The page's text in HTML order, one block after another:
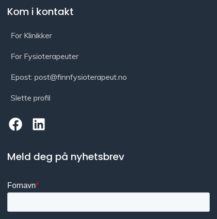
Kom i kontakt
For Klinikker
For Fysioterapeuter
Epost: post@finnfysioterapeut.no
Slette profil
Meld deg på nyhetsbrev